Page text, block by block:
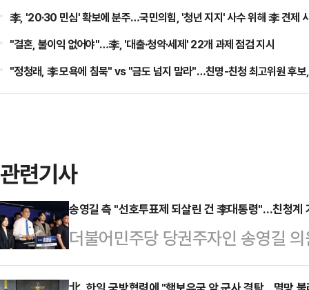
李, '20·30 민심' 확보에 분주…국민의힘, '청년 지지' 사수 위해 李 견제
"결혼, 불이익 없어야"…李, '대출·청약·세제' 22개 과제 점검 지시
"정청래, 李 모욕에 침묵" vs "금도 넘지 말라"…친명-친청 최고위원 후보
관련기사
송영길 측 "선호투표제 되살린 건 李대통령"…친청계
더불어민주당 당권주자인 송영길
반발에 "잊혔던 선호투표제를 되살